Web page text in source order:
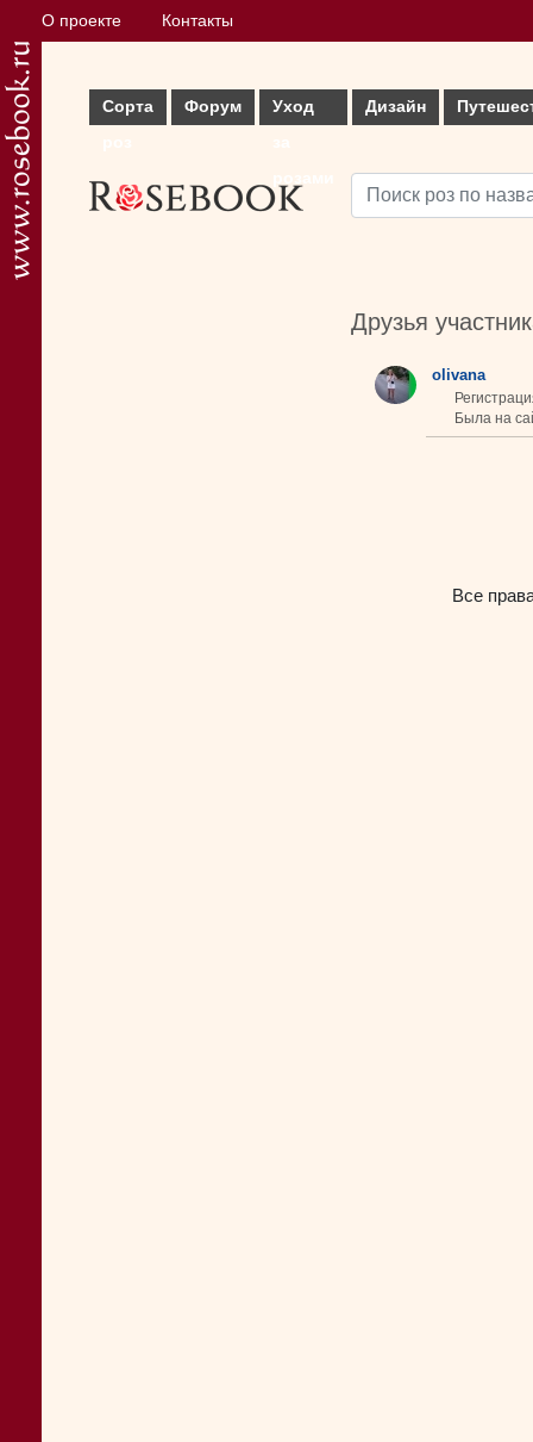
О проекте Контакты
Сорта
Форум
Уход
Дизайн
Друзья
olivana
Была на
Все